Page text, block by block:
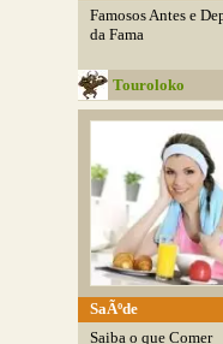
Famosos Antes e
da Fama
Touroloko
SaÃºde
Saiba o que Comer